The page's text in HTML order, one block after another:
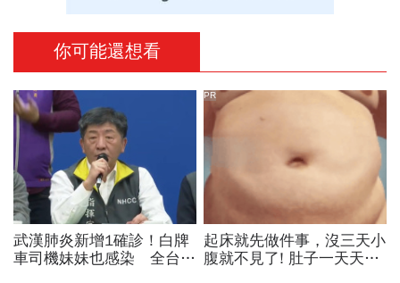
你可能還想看
武漢肺炎新增1確診！白牌
車司機妹妹也感染 全台累
起床就先做件事，沒三天小
腹就不見了! 肚子一天天變
PR